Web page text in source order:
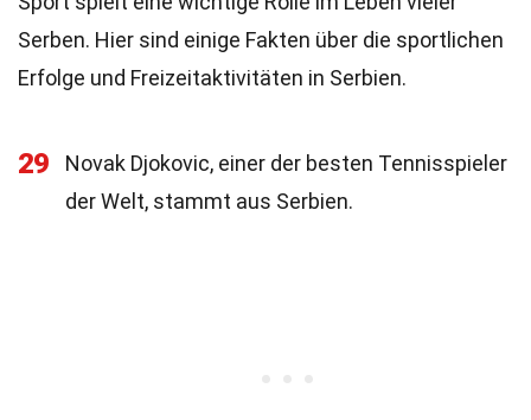
Serben. Hier sind einige Fakten über die sportlichen
Erfolge und Freizeitaktivitäten in Serbien.
29
Novak Djokovic, einer der besten Tennisspieler
der Welt, stammt aus Serbien.